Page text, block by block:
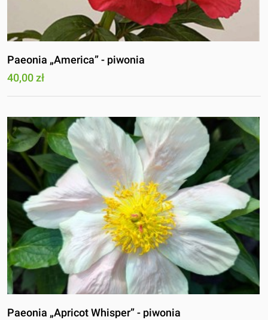
Paeonia „America” - piwonia
40,00 zł
Paeonia „Apricot Whisper” - piwonia